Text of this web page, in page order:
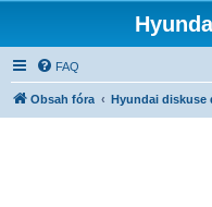
FAQ
Obsah fóra Hyundai diskuse